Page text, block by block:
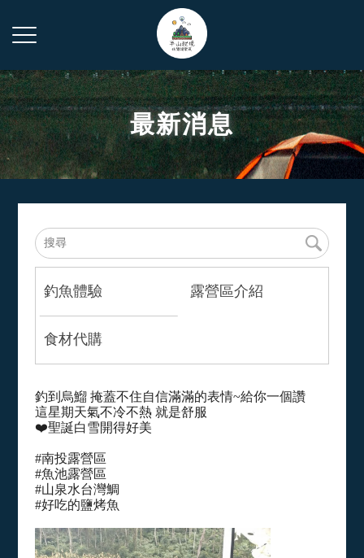
最新消息
釣魚體驗 露營區介紹
食材代購
釣到烏鰡 掩蓋不住自信滿滿的表情~給你一個讚
這星期天氣不冷不熱 就是舒服
❤️聖誕白雪開得好美
#南投露營區
#魚池露營區
#山泉水台灣鯛
#好吃的鹽烤魚